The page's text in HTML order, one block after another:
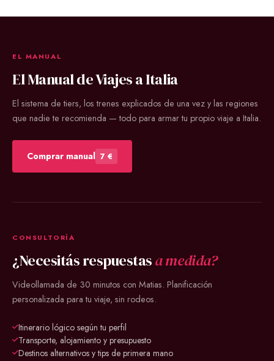
EL MANUAL
El Manual de Viajes a Italia
El sistema de tiers, los trenes explicados de una vez y las regiones
que nadie te recomienda — todo para armar tu propio viaje a Italia.
Comprar manual 7 €
CONSULTORÍA
¿Necesitás respuestasa medida?
Videollamada de 30 minutos con Matias. Planificación
personalizada para tu viaje, sin rodeos.
Itinerario lógico según tu perfil
Transporte, alojamiento y presupuesto
Destinos alternativos y tips de primera mano